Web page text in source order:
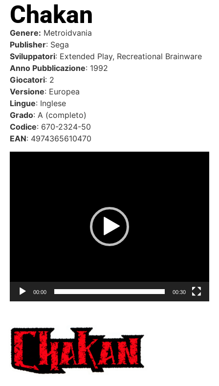
Chakan
Genere: Metroidvania
Publisher: Sega
Sviluppatori: Extended Play, Recreational Brainware
Anno Pubblicazione: 1992
Giocatori: 2
Versione: Europea
Lingue: Inglese
Grado: A (completo)
Codice: 670-2324-50
EAN: 4974365610470
00:00 00:30